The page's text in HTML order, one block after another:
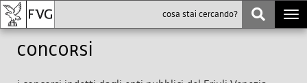
Concorsi